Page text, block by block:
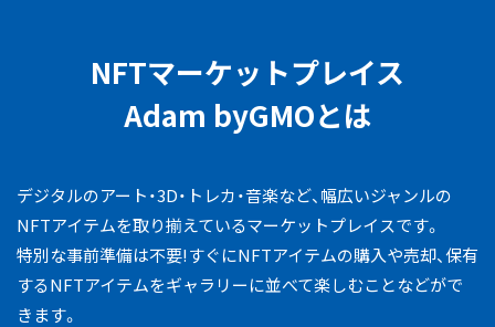
NFTマーケットプレイス
Adam byGMOとは
デジタルのアート・3D・トレカ・音楽など、幅広いジャンルの
NFTアイテムを取り揃えているマーケットプレイスです。
特別な事前準備は不要!すぐにNFTアイテムの購入や売却、保有
するNFTアイテムをギャラリーに並べて楽しむことなどがで
きます。